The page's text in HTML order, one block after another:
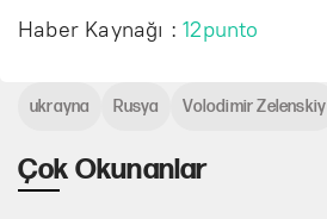
Haber Kaynağı :12punto
Çok Okunanlar
ukrayna Rusya Volodimir Zelenskiy